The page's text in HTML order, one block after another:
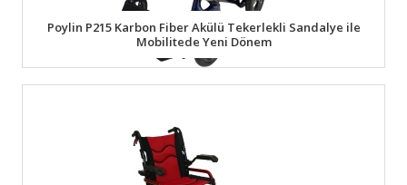
Poylin P215 Karbon Fiber Akülü Tekerlekli Sandalye ile
Mobilitede Yeni Dönem